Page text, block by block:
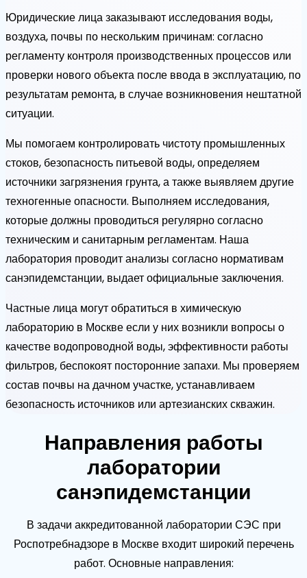
Юридические лица заказывают исследования воды,
воздуха, почвы по нескольким причинам: согласно
регламенту контроля производственных процессов или
проверки нового объекта после ввода в эксплуатацию, по
результатам ремонта, в случае возникновения нештатной
ситуации.
Мы помогаем контролировать чистоту промышленных
стоков, безопасность питьевой воды, определяем
источники загрязнения грунта, а также выявляем другие
техногенные опасности. Выполняем исследования,
которые должны проводиться регулярно согласно
техническим и санитарным регламентам. Наша
лаборатория проводит анализы согласно нормативам
санэпидемстанции, выдает официальные заключения.
Частные лица могут обратиться в химическую
лабораторию в Москве если у них возникли вопросы о
качестве водопроводной воды, эффективности работы
фильтров, беспокоят посторонние запахи. Мы проверяем
состав почвы на дачном участке, устанавливаем
безопасность источников или артезианских скважин.
Направления работы
лаборатории
санэпидемстанции
В задачи аккредитованной лаборатории СЭС при
Роспотребнадзоре в Москве входит широкий перечень
работ. Основные направления: